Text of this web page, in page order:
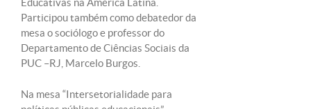
Educativas na América Latina.
Participou também como debatedor da
mesa o sociólogo e professor do
Departamento de Ciências Sociais da
PUC –RJ, Marcelo Burgos.
Na mesa “Intersetorialidade para